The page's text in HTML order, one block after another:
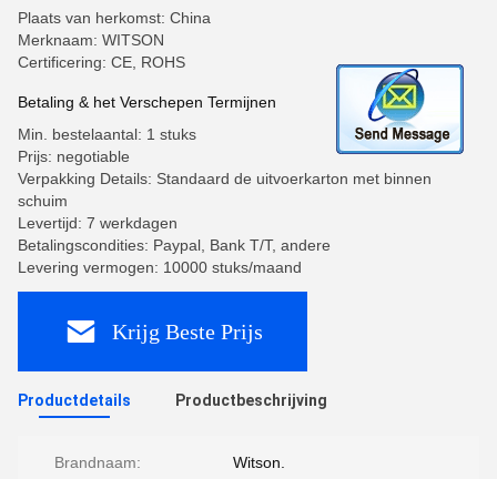
Plaats van herkomst: China
Merknaam: WITSON
Certificering: CE, ROHS
Betaling & het Verschepen Termijnen
Min. bestelaantal: 1 stuks
Prijs: negotiable
Verpakking Details: Standaard de uitvoerkarton met binnen
schuim
Levertijd: 7 werkdagen
Betalingscondities: Paypal, Bank T/T, andere
Levering vermogen: 10000 stuks/maand
Krijg Beste Prijs
Productdetails Productbeschrijving
Brandnaam: Witson.